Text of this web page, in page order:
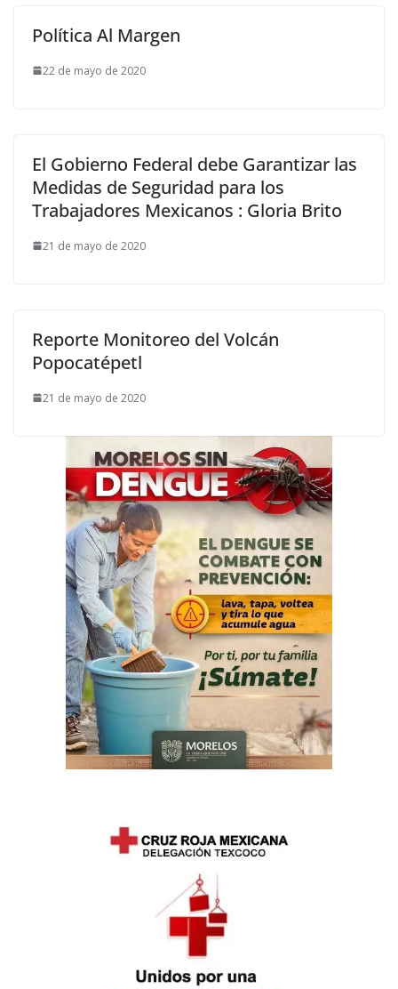
Política Al Margen
22 de mayo de 2020
El Gobierno Federal debe Garantizar las
Medidas de Seguridad para los
Trabajadores Mexicanos : Gloria Brito
21 de mayo de 2020
Reporte Monitoreo del Volcán
Popocatépetl
21 de mayo de 2020